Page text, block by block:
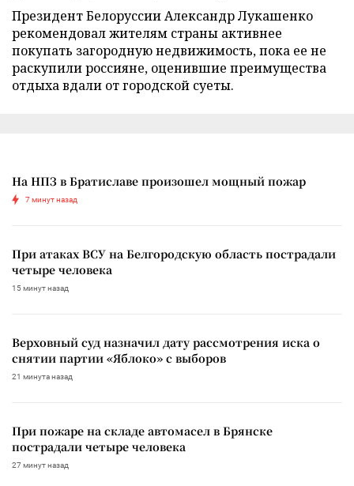
Президент Белоруссии Александр Лукашенко
рекомендовал жителям страны активнее
покупать загородную недвижимость, пока ее не
раскупили россияне, оценившие преимущества
отдыха вдали от городской суеты.
На НПЗ в Братиславе произошел мощный пожар
7 минут назад
При атаках ВСУ на Белгородскую область пострадали
четыре человека
15 минут назад
Верховный суд назначил дату рассмотрения иска о
снятии партии «Яблоко» с выборов
21 минута назад
При пожаре на складе автомасел в Брянске
пострадали четыре человека
27 минут назад